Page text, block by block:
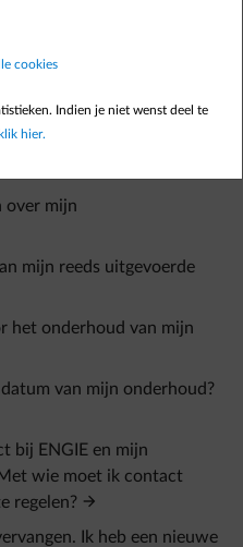
over mijn
mijn reeds uitgevoerde
het onderhoud van mijn
van mijn onderhoud?
bij ENGIE en mijn
wie moet ik contact
regelen?
Ik heb een nieuwe
cookies
Indien je niet wenst deel te
klik hier.